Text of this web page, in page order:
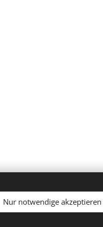
Sprachen
Nur notwendige akzeptieren